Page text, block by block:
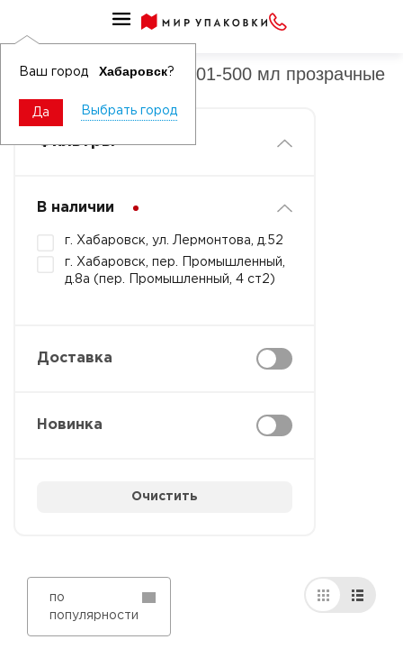
Ваш город Хабаровск?
Да Выбрать город
Банки ПП овальные 301-500 мл прозрачные
Фильтры
В наличии
г. Хабаровск, ул. Лермонтова, д.52
г. Хабаровск, пер. Промышленный,
д.8а (пер. Промышленный, 4 ст2)
Доставка
Новинка
Очистить
по
популярности